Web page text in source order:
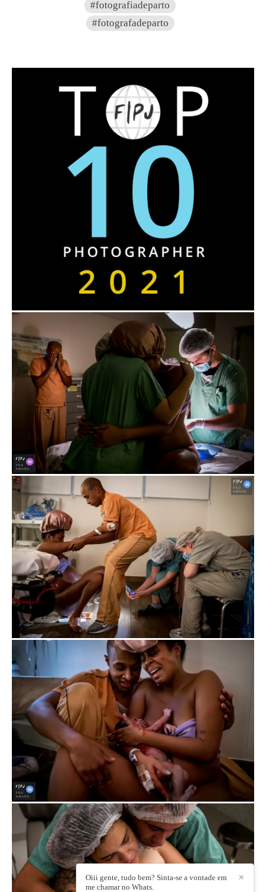
#fotografiadeparto
#fotografadeparto
✕
Oiii gente, tudo bem? Sinta-se a vontade em
me chamar no Whats.